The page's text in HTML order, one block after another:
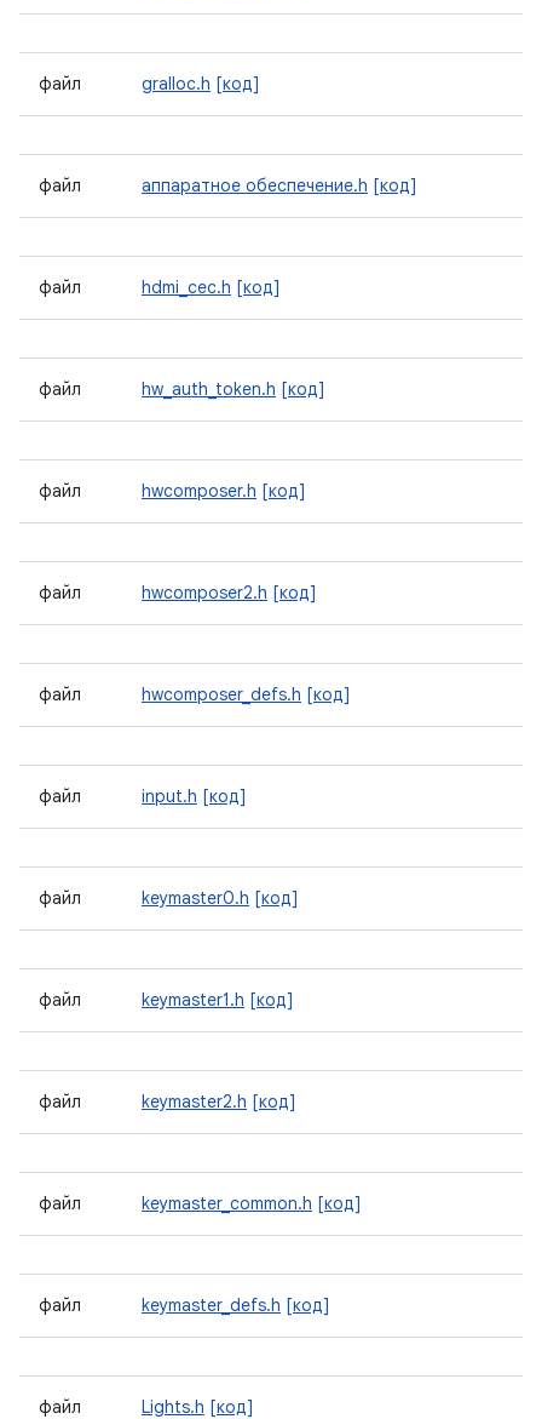
файл gralloc.h [код]
файл аппаратное обеспечение.h [код]
файл hdmi_cec.h [код]
файл hw_auth_token.h [код]
файл hwcomposer.h [код]
файл hwcomposer2.h [код]
файл hwcomposer_defs.h [код]
файл input.h [код]
файл keymaster0.h [код]
файл keymaster1.h [код]
файл keymaster2.h [код]
файл keymaster_common.h [код]
файл keymaster_defs.h [код]
файл Lights.h [код]